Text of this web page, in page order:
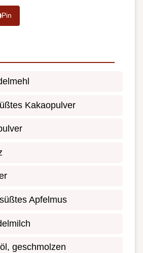
Pin
Kakaopulver
Apfelmus
geschmolzen